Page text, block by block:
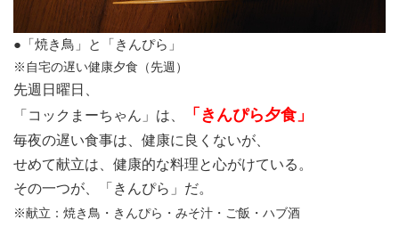
●「焼き鳥」と「きんぴら」
※自宅の遅い健康夕食（先週）
先週日曜日、
「コックまーちゃん」は、
「きんぴら夕食」
毎夜の遅い食事は、健康に良くないが、
せめて献立は、健康的な料理と心がけている。
その一つが、「きんぴら」だ。
※献立：焼き鳥・きんぴら・みそ汁・ご飯・ハブ酒